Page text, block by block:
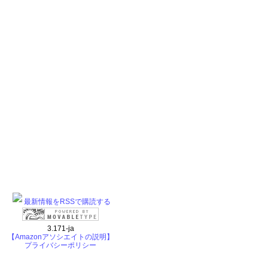
最新情報をRSSで購読する
3.171-ja
【Amazonアソシエイトの説明】
プライバシーポリシー